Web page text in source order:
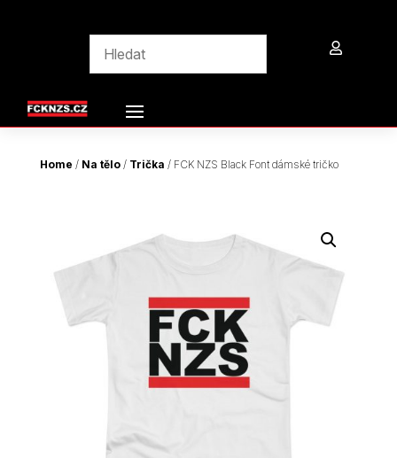

Home / Na tělo/ Trička / FCK NZS Black Font dámské tričko